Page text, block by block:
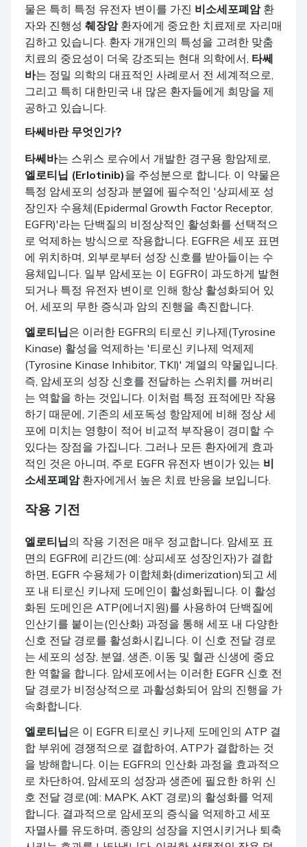
물은 특히 특정 유전자 변이를 가진 비소세포폐암환
자와 진행성 췌장암환자에게 중요한 치료제로 자리매
김하고 있습니다. 환자 개개인의 특성을 고려한 맞춤
치료의 중요성이 더욱 강조되는 현대 의학에서, 타쎄
바는 정밀 의학의 대표적인 사례로서 전 세계적으로,
그리고 특히 대한민국 내 많은 환자들에게 희망을 제
공하고 있습니다.
타쎄바란 무엇인가?
타쎄바는 스위스 로슈에서 개발한 경구용 항암제로,
엘로티닙 (Erlotinib)을 주성분으로 합니다. 이 약물은
특정 암세포의 성장과 분열에 필수적인 '상피세포 성
장인자 수용체(Epidermal Growth Factor Receptor,
EGFR)'라는 단백질의 비정상적인 활성화를 선택적으
로 억제하는 방식으로 작용합니다. EGFR은 세포 표면
에 위치하며, 외부로부터 성장 신호를 받아들이는 수
용체입니다. 일부 암세포는 이 EGFR이 과도하게 발현
되거나 특정 유전자 변이로 인해 항상 활성화되어 있
어, 세포의 무한 증식과 암의 진행을 촉진합니다.
엘로티닙은 이러한 EGFR의 티로신 키나제(Tyrosine
Kinase) 활성을 억제하는 '티로신 키나제 억제제
(Tyrosine Kinase Inhibitor, TKI)' 계열의 약물입니다.
즉, 암세포의 성장 신호를 전달하는 스위치를 꺼버리
는 역할을 하는 것입니다. 이처럼 특정 표적에만 작용
하기 때문에, 기존의 세포독성 항암제에 비해 정상 세
포에 미치는 영향이 적어 비교적 부작용이 경미할 수
있다는 장점을 가집니다. 그러나 모든 환자에게 효과
적인 것은 아니며, 주로 EGFR 유전자 변이가 있는 비
소세포폐암환자에게서 높은 치료 반응을 보입니다.
작용 기전
엘로티닙의 작용 기전은 매우 정교합니다. 암세포 표
면의 EGFR에 리간드(예: 상피세포 성장인자)가 결합
하면, EGFR 수용체가 이합체화(dimerization)되고 세
포 내 티로신 키나제 도메인이 활성화됩니다. 이 활성
화된 도메인은 ATP(에너지원)를 사용하여 단백질에
인산기를 붙이는(인산화) 과정을 통해 세포 내 다양한
신호 전달 경로를 활성화시킵니다. 이 신호 전달 경로
는 세포의 성장, 분열, 생존, 이동 및 혈관 신생에 중요
한 역할을 합니다. 암세포에서는 이러한 EGFR 신호 전
달 경로가 비정상적으로 과활성화되어 암의 진행을 가
속화합니다.
엘로티닙은 이 EGFR 티로신 키나제 도메인의 ATP 결
합 부위에 경쟁적으로 결합하여, ATP가 결합하는 것
을 방해합니다. 이는 EGFR의 인산화 과정을 효과적으
로 차단하여, 암세포의 성장과 생존에 필요한 하위 신
호 전달 경로(예: MAPK, AKT 경로)의 활성화를 억제
합니다. 결과적으로 암세포의 증식을 억제하고 세포
자멸사를 유도하며, 종양의 성장을 지연시키거나 퇴축